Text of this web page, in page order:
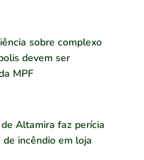
sobre complexo
devem ser
MPF
Altamira faz perícia
incêndio em loja